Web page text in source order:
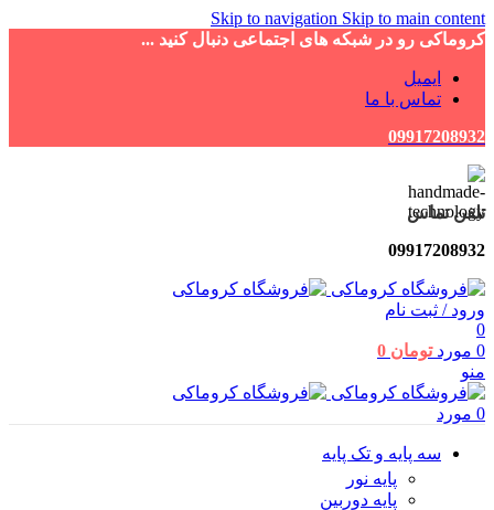
Skip to navigation Skip to main content
کروماکی رو در شبکه های اجتماعی دنبال کنید ...
ایمیل
تماس با ما
09917208932
تلفن تماس
09917208932
ورود / ثبت نام
0
0 مورد تومان
منو
0 مورد
سه پایه و تک پایه
پایه نور
پایه دوربین